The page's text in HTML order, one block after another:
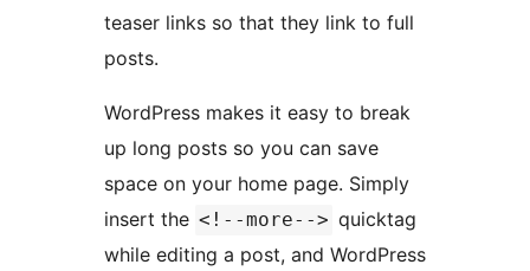
teaser links so that they link to full
posts.
WordPress makes it easy to break
up long posts so you can save
space on your home page. Simply
insert the <!--more--> quicktag
while editing a post, and WordPress